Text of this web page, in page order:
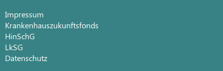
Impressum
Krankenhauszukunftsfonds
HinSchG
LkSG
Datenschutz